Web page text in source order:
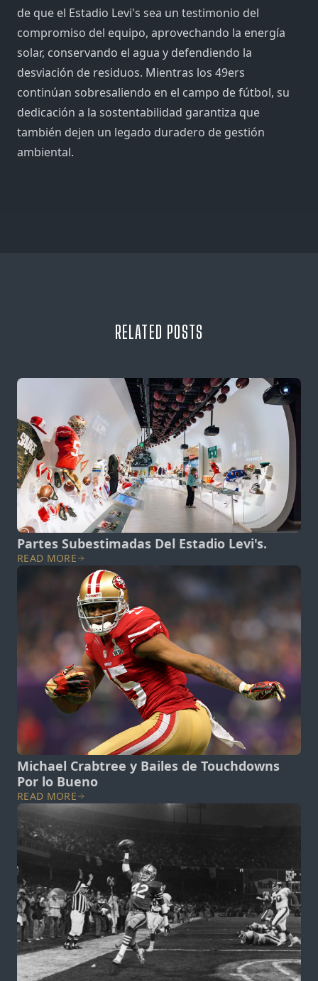
de que el Estadio Levi's sea un testimonio del
compromiso del equipo, aprovechando la energía
solar, conservando el agua y defendiendo la
desviación de residuos. Mientras los 49ers
continúan sobresaliendo en el campo de fútbol, ​​su
dedicación a la sostentabilidad garantiza que
también dejen un legado duradero de gestión
ambiental.
RELATED POSTS
Partes Subestimadas Del Estadio Levi's.
READ MORE
View post.
Michael Crabtree y Bailes de Touchdowns
Por lo Bueno
READ MORE
View post.
View post.